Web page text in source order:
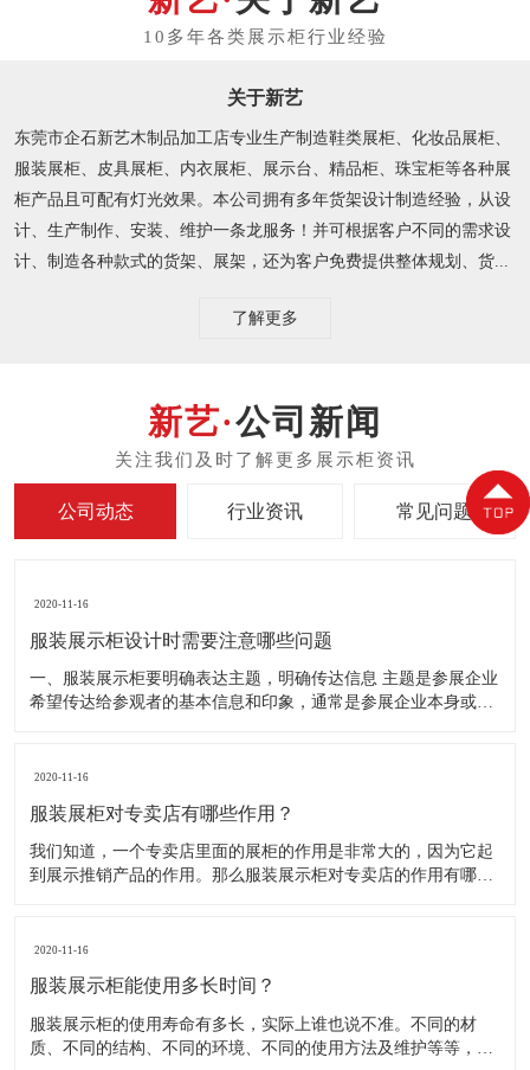
关于新艺
东莞市企石新艺木制品加工店专业生产制造鞋类展柜、化妆品展柜、
服装展柜、皮具展柜、内衣展柜、展示台、精品柜、珠宝柜等各种展
柜产品且可配有灯光效果。本公司拥有多年货架设计制造经验，从设
计、生产制作、安装、维护一条龙服务！并可根据客户不同的需求设
计、制造各种款式的货架、展架，还为客户免费提供整体规划、货...
了解更多
公司新闻
公司动态 行业资讯 常见问题
2020-11-16
服装展示柜设计时需要注意哪些问题
一、服装展示柜要明确表达主题，明确传达信息 主题是参展企业
希望传达给参观者的基本信息和印象，通常是参展企业本身或产
2020-11-16
服装展柜对专卖店有哪些作用？
我们知道，一个专卖店里面的展柜的作用是非常大的，因为它起
到展示推销产品的作用。那么服装展示柜对专卖店的作用有哪些
陈列展示商品。把商品的风采展现在消费者面前，使消费者对商
2020-11-16
服装展示柜能使用多长时间？
服装展示柜的使用寿命有多长，实际上谁也说不准。不同的材
质、不同的结构、不同的环境、不同的使用方法及维护等等，都